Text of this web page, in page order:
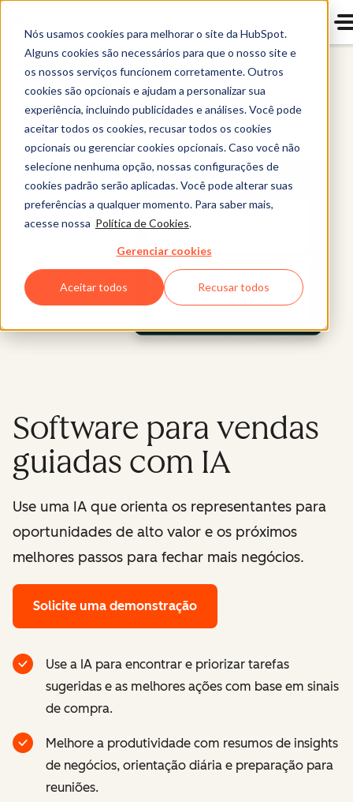
Nós usamos cookies para melhorar o site da HubSpot.
Alguns cookies são necessários para que o nosso site e
os nossos serviços funcionem corretamente. Outros
cookies são opcionais e ajudam a personalizar sua
experiência, incluindo publicidades e análises. Você pode
aceitar todos os cookies, recusar todos os cookies
opcionais ou gerenciar cookies opcionais. Caso você não
selecione nenhuma opção, nossas configurações de
cookies padrão serão aplicadas. Você pode alterar suas
preferências a qualquer momento. Para saber mais,
acesse nossa Política de Cookies.
Gerenciar cookies
Aceitar todos Recusar todos
Sales Hub
Software para vendas
guiadas com IA
Use uma IA que orienta os representantes para
oportunidades de alto valor e os próximos
melhores passos para fechar mais negócios.
Solicite uma demonstração
Use a IA para encontrar e priorizar tarefas
sugeridas e as melhores ações com base em sinais
de compra.
Melhore a produtividade com resumos de insights
de negócios, orientação diária e preparação para
reuniões.